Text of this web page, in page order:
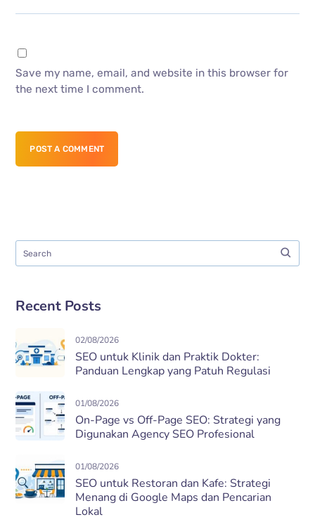
Save my name, email, and website in this browser for
the next time I comment.
POST A COMMENT
Recent Posts
02/08/2026
SEO untuk Klinik dan Praktik Dokter:
Panduan Lengkap yang Patuh Regulasi
01/08/2026
On-Page vs Off-Page SEO: Strategi yang
Digunakan Agency SEO Profesional
01/08/2026
SEO untuk Restoran dan Kafe: Strategi
Menang di Google Maps dan Pencarian
Lokal